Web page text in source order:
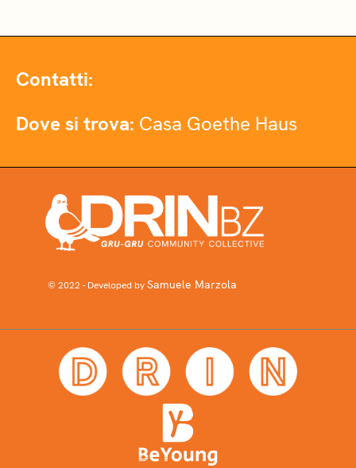
Contatti:
Dove si trova: Casa Goethe Haus
© 2022 - Developed bySamuele Marzola